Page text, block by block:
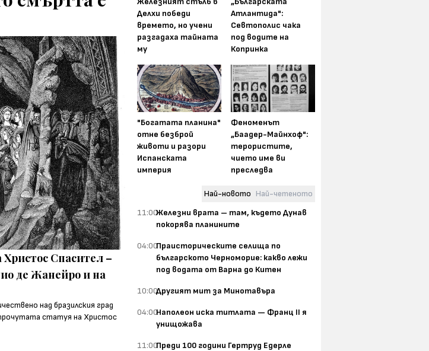
Христос Спасител –
де Жанейро и на
над бразилския град
статуя на Христос
Делхи победи
времето, но учени
разгадаха тайната
му
Атлантида":
Севтополис чака
под водите на
Копринка
"Богатата планина"
отне безброй
животи и разори
Испанската
империя
Феноменът
„Баадер-Майнхоф":
терористите,
чието име ви
преследва
Най-новото Най-четеното
11:00Железни врата – там, където Дунав
покорява планините
04:00Праисторическите селища по
българското Черноморие: какво лежи
под водата от Варна до Китен
10:00Другият мит за Минотавъра
04:00Наполеон иска титлата — Франц II я
унищожава
11:00Преди 100 години Гертруд Едерле